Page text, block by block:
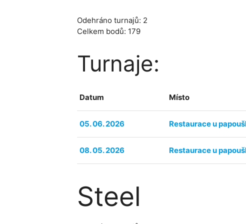
Odehráno turnajů: 2
Celkem bodů: 179
Turnaje:
Datum Místo
05. 06. 2026 Restaurace u
08. 05. 2026 Restaurace u
Steel